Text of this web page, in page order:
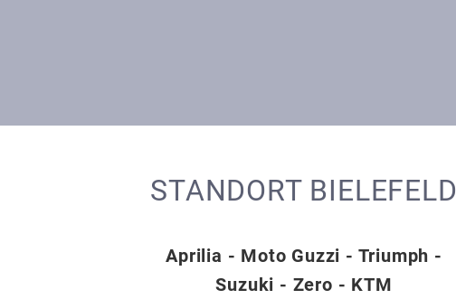
STANDORT BIELEFELD
Aprilia - Moto Guzzi - Triumph -
Suzuki - Zero - KTM